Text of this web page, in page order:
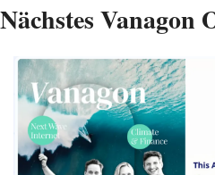
Nächstes Vanagon